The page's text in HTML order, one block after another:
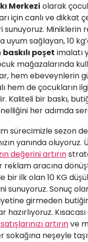
Merkezi olarak
için canlı ve dikkat
sunuyoruz. Miniklerin
uyum sağlayan, 10
baskılı poşet imalatı
mağazalarında
hem ebeveynlerin
hem de çocukların
Kaliteli bir baskı,
her adımda
sürecimizle sezon
yanında oluyoruz.
değerini artırın
reklam aracına
bir ilk olan 10 KG
sunuyoruz. Sonuç
girmeden
hazırlıyoruz.
artırınve
sokağına neşeyle